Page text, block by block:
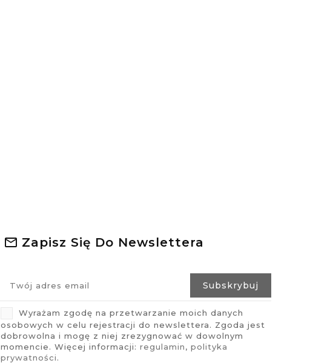
Zapisz Się Do Newslettera
Wyrażam zgodę na przetwarzanie moich danych
osobowych w celu rejestracji do newslettera. Zgoda jest
dobrowolna i mogę z niej zrezygnować w dowolnym
momencie. Więcej informacji: regulamin, polityka
prywatności.